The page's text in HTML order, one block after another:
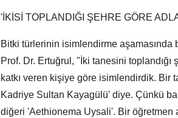
'İKİSİ TOPLANDIĞI ŞEHRE GÖRE
Bitki türlerinin isimlendirme aşamasında
Prof. Dr. Ertuğrul, "İki tanesini
katkı veren kişiye göre isimlendirdik. Bir
Kadriye Sultan Kayagülü' diye. Çünkü
diğeri 'Aethionema Uysali'. Bir öğretmen